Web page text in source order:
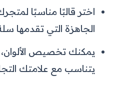
اختر قالبًا مناسبًا
الجاهزة التي تقدمها
يمكنك تخصيص الألوان،
يتناسب مع علامتك